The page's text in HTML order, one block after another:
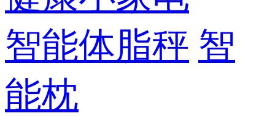
智能体脂秤 智
能枕